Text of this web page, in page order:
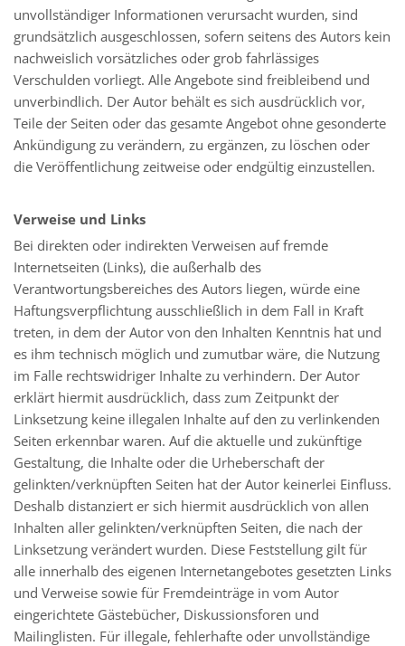
unvollständiger Informationen verursacht wurden, sind
grundsätzlich ausgeschlossen, sofern seitens des Autors kein
nachweislich vorsätzliches oder grob fahrlässiges
Verschulden vorliegt. Alle Angebote sind freibleibend und
unverbindlich. Der Autor behält es sich ausdrücklich vor,
Teile der Seiten oder das gesamte Angebot ohne gesonderte
Ankündigung zu verändern, zu ergänzen, zu löschen oder
die Veröffentlichung zeitweise oder endgültig einzustellen.
Verweise und Links
Bei direkten oder indirekten Verweisen auf fremde
Internetseiten (Links), die außerhalb des
Verantwortungsbereiches des Autors liegen, würde eine
Haftungsverpflichtung ausschließlich in dem Fall in Kraft
treten, in dem der Autor von den Inhalten Kenntnis hat und
es ihm technisch möglich und zumutbar wäre, die Nutzung
im Falle rechtswidriger Inhalte zu verhindern. Der Autor
erklärt hiermit ausdrücklich, dass zum Zeitpunkt der
Linksetzung keine illegalen Inhalte auf den zu verlinkenden
Seiten erkennbar waren. Auf die aktuelle und zukünftige
Gestaltung, die Inhalte oder die Urheberschaft der
gelinkten/verknüpften Seiten hat der Autor keinerlei Einfluss.
Deshalb distanziert er sich hiermit ausdrücklich von allen
Inhalten aller gelinkten/verknüpften Seiten, die nach der
Linksetzung verändert wurden. Diese Feststellung gilt für
alle innerhalb des eigenen Internetangebotes gesetzten Links
und Verweise sowie für Fremdeinträge in vom Autor
eingerichtete Gästebücher, Diskussionsforen und
Mailinglisten. Für illegale, fehlerhafte oder unvollständige